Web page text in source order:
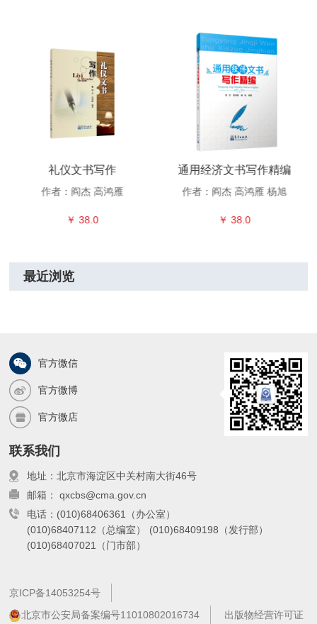
礼仪文书写作
作者：阎杰 高鸿雁
￥ 38.0
通用经济文书写作精编
作者：阎杰 高鸿雁 杨旭
￥ 38.0
最近浏览
官方微信
官方微博
官方微店
联系我们
地址：北京市海淀区中关村南大街46号
邮箱： qxcbs@cma.gov.cn
电话：(010)68406361（办公室）
(010)68407112（总编室）
(010)68409198（发行部）
(010)68407021（门市部）
京ICP备14053254号
北京市公安局备案编号11010802016734
出版物经营许可证